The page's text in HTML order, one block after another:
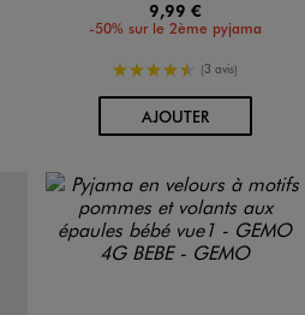
9,99 €
-50% sur le 2ème pyjama
4.5/5 de moyenne
(3 avis)
AJOUTERAU PANIER